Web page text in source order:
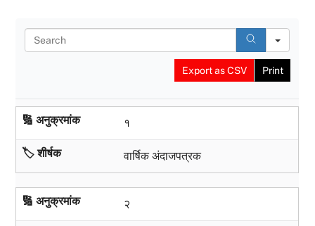
e
r
Export as CSV Print
🔢 अनुक्रमांक १
🏷️ शीर्षक वार्षिक अंदाजपत्रक
🔢 अनुक्रमांक २